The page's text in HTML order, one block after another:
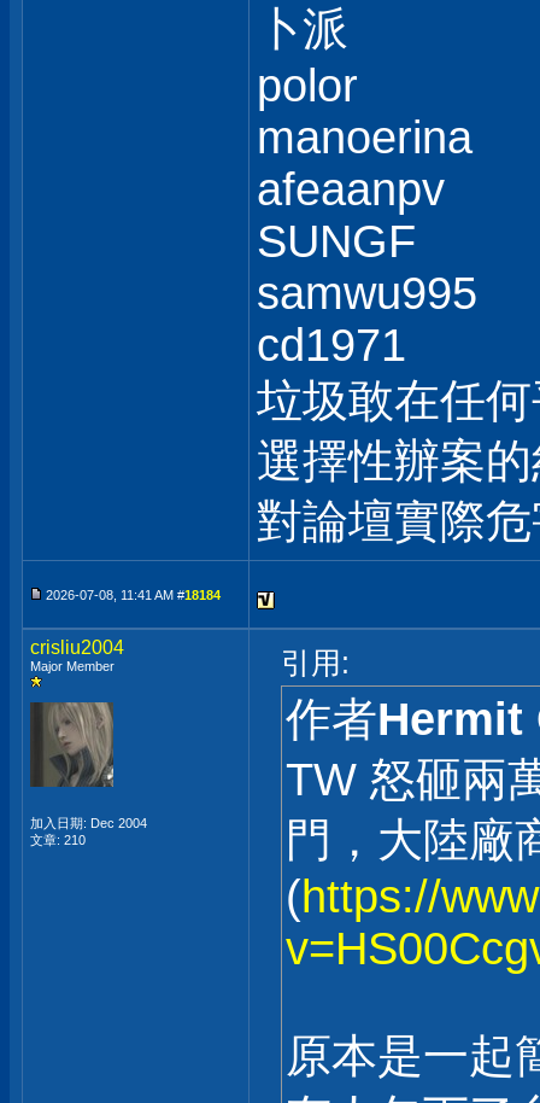
卜派
polor
manoerina
afeaanpv
SUNGF
samwu995
cd1971
垃圾敢在任
選擇性辦案
對論壇實際
2026-07-08, 11:41 AM #18184
crisliu2004
Major Member
加入日期: Dec 2004
文章: 210
引用:
作者Hermit
TW 怒砸兩
門，大陸廠
(https://
原本是一起